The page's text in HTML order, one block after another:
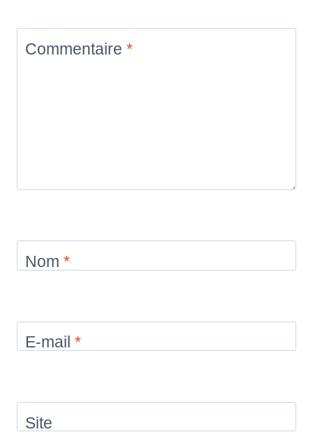
Commentaire *
Nom *
E-mail *
Site